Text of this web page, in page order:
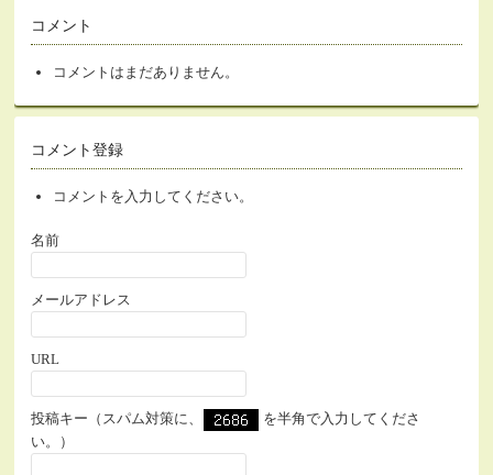
コメント
コメントはまだありません。
コメント登録
コメントを入力してください。
名前
メールアドレス
URL
投稿キー（スパム対策に、
を半角で入力してくださ
い。）